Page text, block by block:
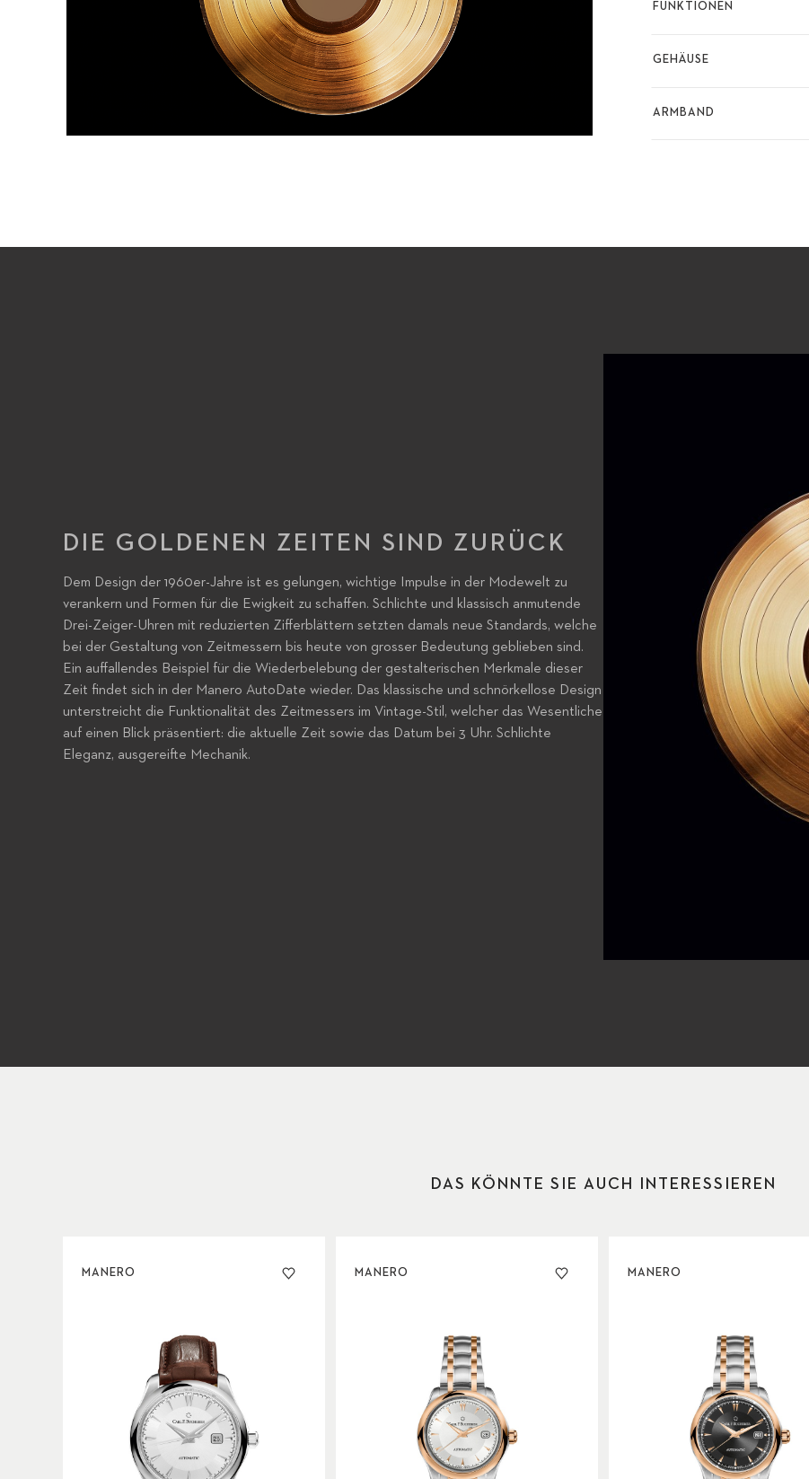
FUNKTIONEN
GEHÄUSE
ARMBAND
DIE GOLDENEN ZEITEN SIND ZURÜCK
Dem Design der 1960er-Jahre ist es gelungen, wichtige Impulse in der Modewelt zu
verankern und Formen für die Ewigkeit zu schaffen. Schlichte und klassisch anmutende
Drei-Zeiger-Uhren mit reduzierten Zifferblättern setzten damals neue Standards, welche
bei der Gestaltung von Zeitmessern bis heute von grosser Bedeutung geblieben sind.
Ein auffallendes Beispiel für die Wiederbelebung der gestalterischen Merkmale dieser
Zeit findet sich in der Manero AutoDate wieder. Das klassische und schnörkellose Design
unterstreicht die Funktionalität des Zeitmessers im Vintage-Stil, welcher das Wesentliche
auf einen Blick präsentiert: die aktuelle Zeit sowie das Datum bei 3 Uhr. Schlichte
Eleganz, ausgereifte Mechanik.
DAS KÖNNTE SIE AUCH INTERESSIEREN
MANERO MANERO MANERO